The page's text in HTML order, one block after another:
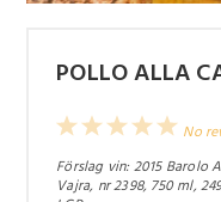
POLLO ALLA
5
4
Stars
3
Stars
2
Stars
1
Star
No
Förslag vin: 2015 Barolo
Vajra, nr 2398, 750 ml,